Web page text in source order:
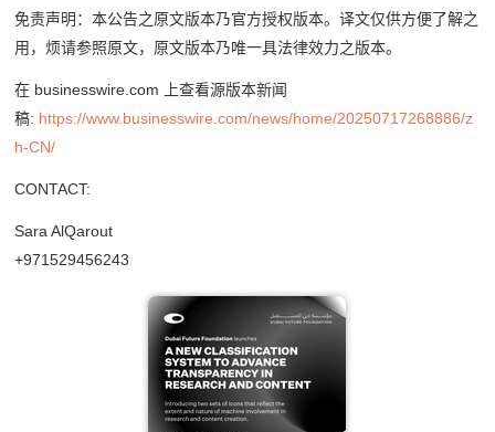
免责声明：本公告之原文版本乃官方授权版本。译文仅供方便了解之
用，烦请参照原文，原文版本乃唯一具法律效力之版本。
在 businesswire.com 上查看源版本新闻
稿: https://www.businesswire.com/news/home/20250717268886/z
h-CN/
CONTACT:
Sara AlQarout
+971529456243